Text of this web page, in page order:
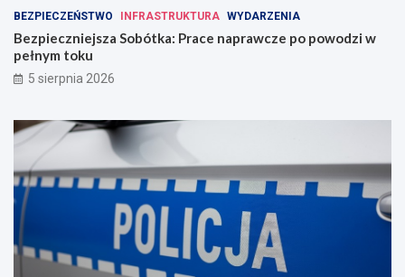
BEZPIECZEŃSTWO INFRASTRUKTURA WYDARZENIA
Bezpieczniejsza Sobótka: Prace naprawcze po powodzi w
pełnym toku
5 sierpnia 2026